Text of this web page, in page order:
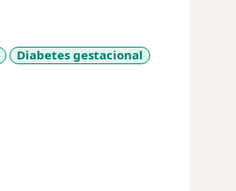
Diabetes gestacional